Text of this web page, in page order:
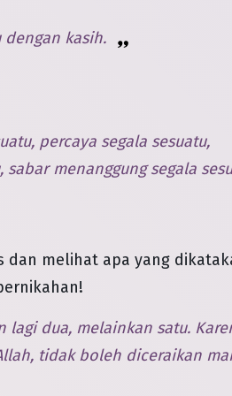
kasih.
percaya segala sesuatu,
menanggung segala
dan melihat apa yang
dua, melainkan satu.
tidak boleh diceraikan